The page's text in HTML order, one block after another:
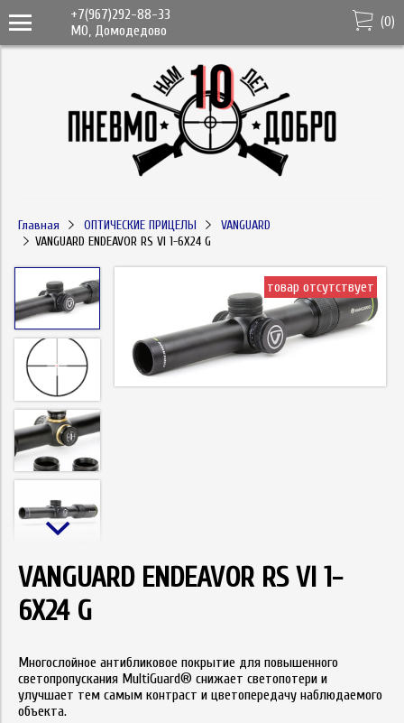
+7(967)292-88-33
МО, Домодедово
(0)
Главная ОПТИЧЕСКИЕ ПРИЦЕЛЫ
VANGUARD
VANGUARD ENDEAVOR RS VI 1-6Х24 G
товар отсутствует
VANGUARD ENDEAVOR RS VI 1-
6Х24 G
Многослойное антибликовое покрытие для повышенного
светопропускания MultiGuard® снижает светопотери и
улучшает тем самым контраст и цветопередачу наблюдаемого
объекта.